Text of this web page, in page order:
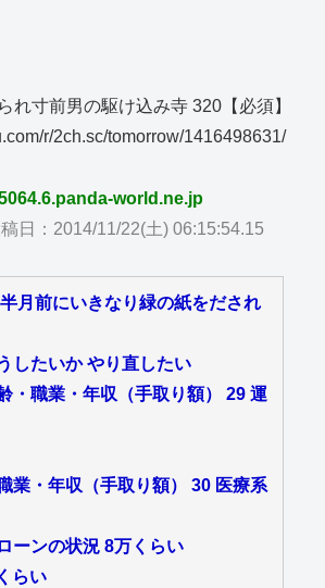
れ寸前男の駆け込み寺 320【必須】
r/2ch.sc/tomorrow/1416498631/
world.ne.jp
日：2014/11/22(土) 06:15:54.15
月前にいきなり緑の紙をだされ
したいか やり直したい
・職業・年収（手取り額） 29 運
業・年収（手取り額） 30 医療系
ーンの状況 8万くらい
らい